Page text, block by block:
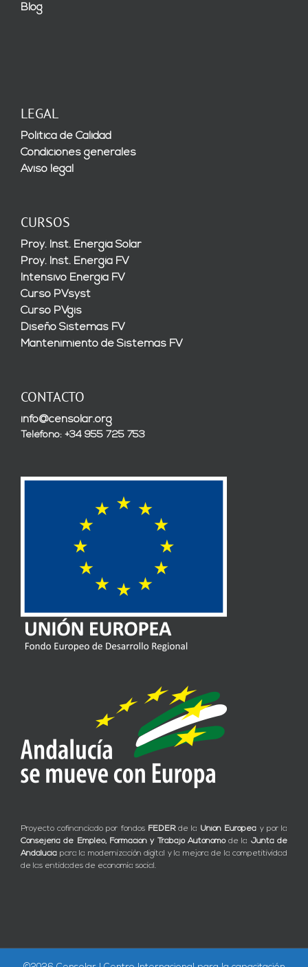
Blog
LEGAL
Política de Calidad
Condiciones generales
Aviso legal
CURSOS
Proy. Inst. Energía Solar
Proy. Inst. Energía FV
Intensivo Energía FV
Curso PVsyst
Curso PVgis
Diseño Sistemas FV
Mantenimiento de Sistemas FV
CONTACTO
info@censolar.org
Teléfono: +34 955 725 753
Proyecto cofinanciado por fondos FEDERde la Unión Europea y por la
Consejería de Empleo, Formación y Trabajo Autónomode la Junta de
Andalucía para la modernización digital y la mejora de la competitividad
de las entidades de economía social.